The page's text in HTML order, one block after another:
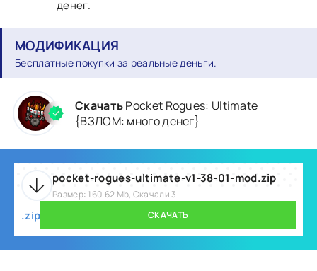
денег.
МОДИФИКАЦИЯ
Бесплатные покупки за реальные деньги.
СкачатьPocket Rogues: Ultimate
{ВЗЛОМ: много денег}
pocket-rogues-ultimate-v1-38-01-mod.zip
Размер: 160.62 Mb, Скачали 3
.zip СКАЧАТЬ